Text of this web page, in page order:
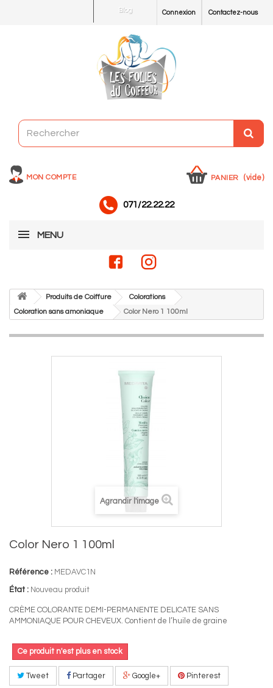
Contactez-nous
Connexion
Blog
MON COMPTE PANIER (vide)
071/22.22.22
MENU
Produits de Coiffure
Colorations
Coloration sans amoniaque
Color Nero 1 100ml
Agrandir l'image
Color Nero 1 100ml
Référence : MEDAVC1N
État : Nouveau produit
CRÈME COLORANTE DEMI-PERMANENTE DELICATE SANS
AMMONIAQUE POUR CHEVEUX. Contient de l’huile de graine
Ce produit n'est plus en stock
Tweet Partager Google+ Pinterest